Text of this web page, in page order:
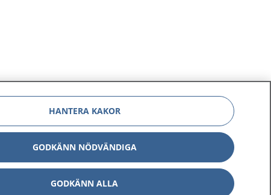
Om 1177
HANTERA KAKOR
GODKÄNN NÖDVÄNDIGA
GODKÄNN ALLA